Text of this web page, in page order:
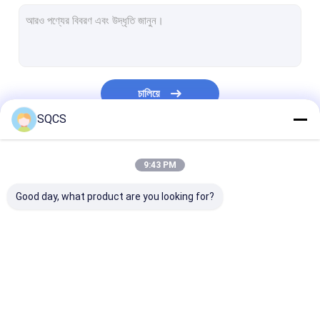
বাইডির খুচরা যন্ত্রাংশ
চাকা ভারবহন
চালিয়ে
SQCS
9:43 PM
Good day, what product are you looking for?